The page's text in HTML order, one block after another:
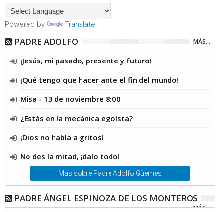
Powered by Translate
PADRE ADOLFO MÁS...
¡Jesús, mi pasado, presente y futuro!
¡Qué tengo que hacer ante el fin del mundo!
Misa - 13 de noviembre 8:00
¿Estás en la mecánica egoísta?
¡Dios no habla a gritos!
No des la mitad, ¡dalo todo!
Más sobre Padre Adolfo Güemes
PADRE ÁNGEL ESPINOZA DE LOS MONTEROS
MÁS...